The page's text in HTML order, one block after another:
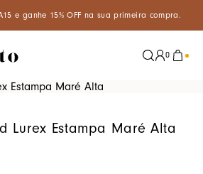
OFF na sua primeira compra.
0
Lurex Estampa Maré Alta